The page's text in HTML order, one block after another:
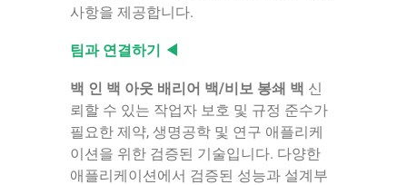
사항을 제공합니다.
팀과 연결하기 ◀
백 인 백 아웃 배리어 백/비보 봉쇄 백 신
뢰할 수 있는 작업자 보호 및 규정 준수가
필요한 제약, 생명공학 및 연구 애플리케
이션을 위한 검증된 기술입니다. 다양한
애플리케이션에서 검증된 성능과 설계부